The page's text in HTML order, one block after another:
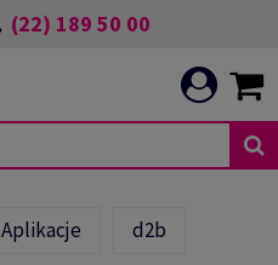
(22) 189 50 00
Aplikacje d2b